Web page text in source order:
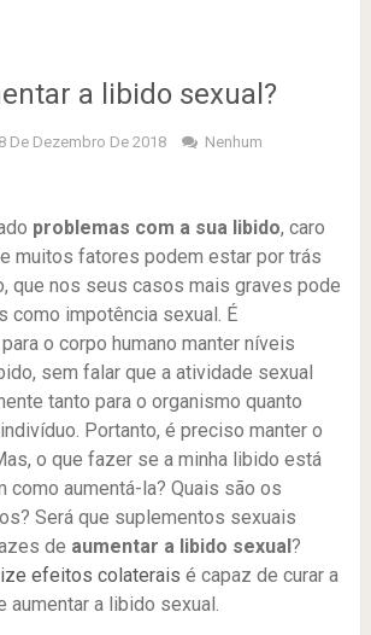
a libido sexual?
De Dezembro De 2018
Nenhum
problemas com a sua libido, caro
muitos fatores podem estar por trás
que nos seus casos mais graves pode
como impotência sexual. É
o corpo humano manter níveis
sem falar que a atividade sexual
tanto para o organismo quanto
Portanto, é preciso manter o
o que fazer se a minha libido está
como aumentá-la? Quais são os
Será que suplementos sexuais
de aumentar a libido sexual?
efeitos colaterais é capaz de curar a
aumentar a libido sexual.